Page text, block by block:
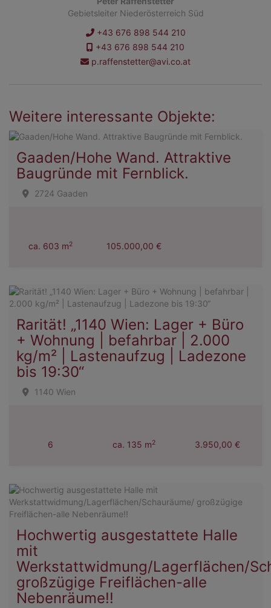
Gebietsleiter Niederösterreich Süd
+43 676 898 544 210
+43 676 898 544 210
p.raffenstetter@avi.co.at
Weitere interessante Objekte:
Gaaden/Hohe Wand. Attraktive
Baugründe mit Fernblick.
2724 Gaaden
ca. 603 m2 105.000,00 €
Rarität! „1140 Wien: Lager + Büro
+ Wohnung | befahrbar | 2.000
kg/m² | Lastenaufzug | Ladezone
bis 19:30“
1140 Wien
6 ca. 135 m2 3.950,00 €
Hochwertig ausgestattete Halle
mit
Werkstattwidmung/Lagerflächen/
großzügige Freiflächen-alle
Nebenräume!!